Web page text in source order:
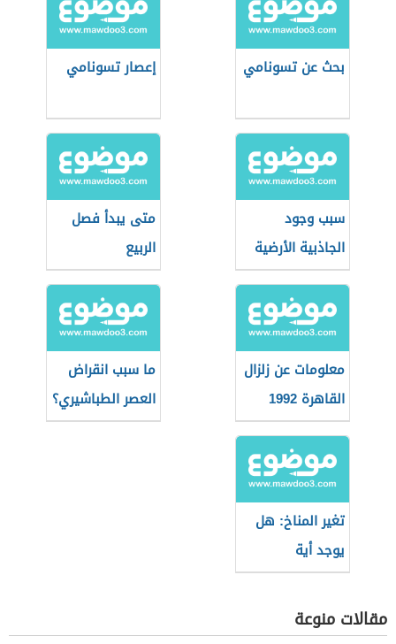
بحث عن تسونامي إعصار تسونامي
سبب وجود
الجاذبية الأرضية
متى يبدأ فصل
الربيع
معلومات عن زلزال
القاهرة 1992
ما سبب انقراض
العصر الطباشيري؟
تغير المناخ: هل
يوجد أية
إيجابيات؟
مقالات منوعة